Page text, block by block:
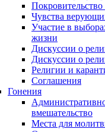
Покровительство
Чувства
Участие в
жизни
Дискуссии о
Дискуссии о
Религии и
Соглашения
Гонения
вмешательство
Места для